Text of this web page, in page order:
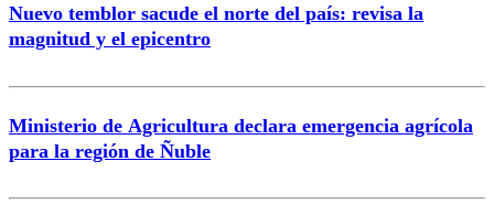
Nuevo temblor sacude el norte del país: revisa la
magnitud y el epicentro
Ministerio de Agricultura declara emergencia agrícola
para la región de Ñuble